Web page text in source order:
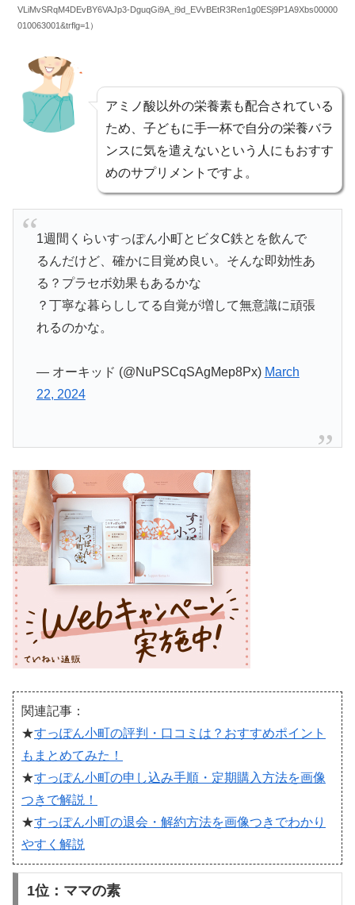
VLiMvSRqM4DEvBY6VAJp3-DguqGi9A_i9d_EVvBEtR3Ren1g0ESj9P1A9Xbs00000
010063001&trflg=1）
アミノ酸以外の栄養素も配合されている
ため、子どもに手一杯で自分の栄養バラ
ンスに気を遣えないという人にもおすす
めのサプリメントですよ。
1週間くらいすっぽん小町とビタC鉄とを飲んで
るんだけど、確かに目覚め良い。そんな即効性あ
る？プラセボ効果もあるかな
？丁寧な暮らししてる自覚が増して無意識に頑張
れるのかな。
— オーキッド (@NuPSCqSAgMep8Px) March
22, 2024
関連記事：
★すっぽん小町の評判・口コミは？おすすめポイント
もまとめてみた！
★すっぽん小町の申し込み手順・定期購入方法を画像
つきで解説！
★すっぽん小町の退会・解約方法を画像つきでわかり
やすく解説
1位：ママの素